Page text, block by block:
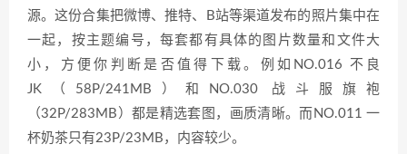
源。这份合集把微博、推特、B站等渠道发布的照片集中在
一起，按主题编号，每套都有具体的图片数量和文件大
小，方便你判断是否值得下载。例如NO.016 不良
JK（58P/241MB）和NO.030 战斗服旗袍
（32P/283MB）都是精选套图，画质清晰。而NO.011 一
杯奶茶只有23P/23MB，内容较少。